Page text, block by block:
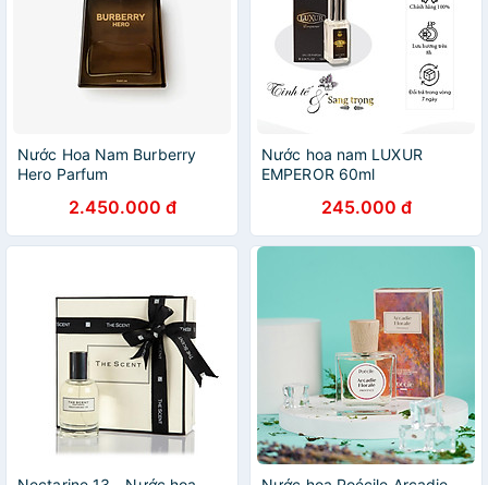
Nước Hoa Nam Burberry
Hero Parfum
2.450.000 đ
Nước hoa nam LUXUR
EMPEROR 60ml
245.000 đ